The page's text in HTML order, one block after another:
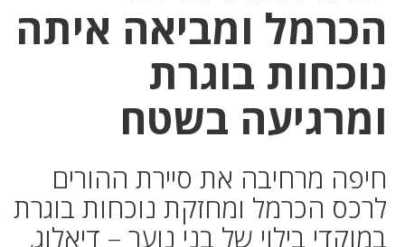
הכרמל ומביאה איתה
נוכחות בוגרת
ומרגיעה בשטח
חיפה מרחיבה את סיירת ההורים
לרכס הכרמל ומחזקת נוכחות בוגרת
במוקדי בילוי של בני נוער – דיאלוג,